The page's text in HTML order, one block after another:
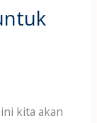
kita akan